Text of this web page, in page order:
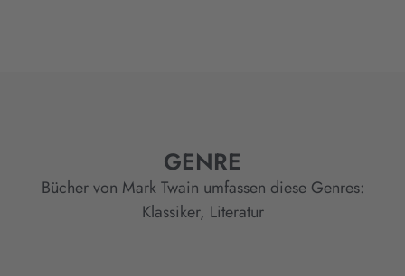
GENRE
Bücher von Mark Twain umfassen diese Genres:
Klassiker, Literatur